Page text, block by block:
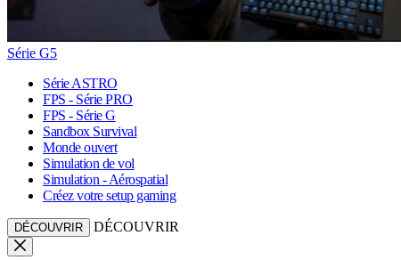
Série G5
Série ASTRO
FPS - Série PRO
FPS - Série G
Sandbox Survival
Monde ouvert
Simulation de vol
Simulation - Aérospatial
Créez votre setup gaming
DÉCOUVRIR DÉCOUVRIR